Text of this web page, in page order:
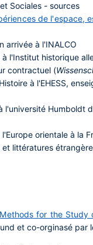
Sociales - sources
de l'espace,
arrivée à l'INALCO
l'Institut historique
contractuel (
à l'EHESS,
l'université Humboldt
orientale à la
littératures
for the Study
et co-orginasé par